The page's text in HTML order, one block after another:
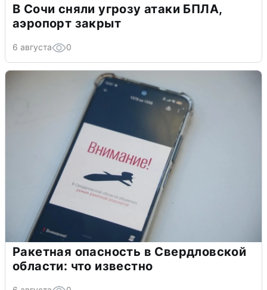
В Сочи сняли угрозу атаки БПЛА,
аэропорт закрыт
6 августа 0
Ракетная опасность в Свердловской
области: что известно